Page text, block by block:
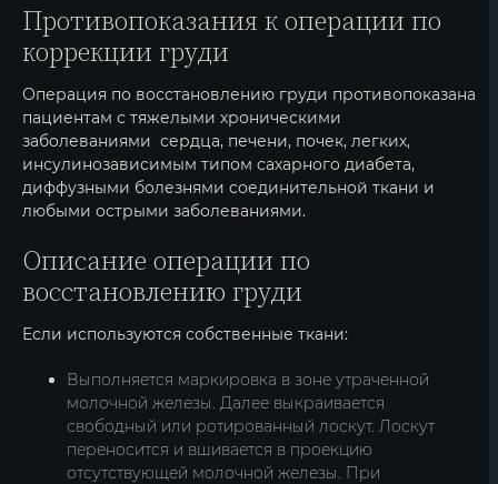
Противопоказания к операции по
коррекции груди
Операция по восстановлению груди противопоказана
пациентам с тяжелыми хроническими
заболеваниями сердца, печени, почек, легких,
инсулинозависимым типом сахарного диабета,
диффузными болезнями соединительной ткани и
любыми острыми заболеваниями.
Описание операции по
восстановлению груди
Если используются собственные ткани:
Выполняется маркировка в зоне утраченной
молочной железы. Далее выкраивается
свободный или ротированный лоскут. Лоскут
переносится и вшивается в проекцию
отсутствующей молочной железы. При